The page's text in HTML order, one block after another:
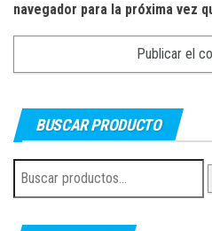
navegador para la próxima vez
BUSCAR PRODUCTO
Buscar
por: